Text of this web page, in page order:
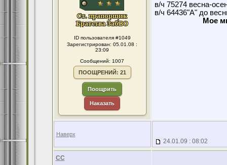
ID пользователя #1049
Зарегистрирован: 05.01.08 :
23:09
Сообщений: 1007
ПООЩРЕНИЙ: 21
Поощрить
Наказать
в/ч 75274 весна-
в/ч 64436"А" до
Мое
Наверх
24.01.09 : 08:02
CC